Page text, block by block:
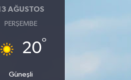
AĞUSTOS
PERŞEMBE
20°
Güneşli